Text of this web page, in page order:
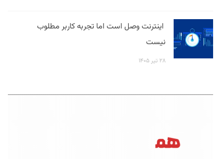
اینترنت وصل است اما تجربه کاربر مطلوب
نیست
۲۸ تیر ۱۴۰۵